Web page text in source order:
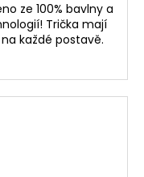
ze 100% bavlny a
Trička mají
každé postavě.